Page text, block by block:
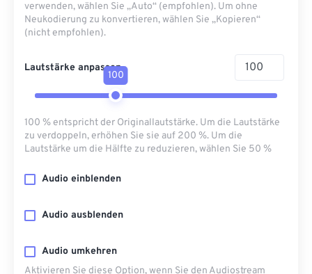
verwenden, wählen Sie „Auto“ (empfohlen). Um ohne
Neukodierung zu konvertieren, wählen Sie „Kopieren“
(nicht empfohlen).
Lautstärke anpassen
100
100 % entspricht der Originallautstärke. Um die Lautstärke
zu verdoppeln, erhöhen Sie sie auf 200 %. Um die
Lautstärke um die Hälfte zu reduzieren, wählen Sie 50 %
Audio einblenden
Audio ausblenden
Audio umkehren
Aktivieren Sie diese Option, wenn Sie den Audiostream